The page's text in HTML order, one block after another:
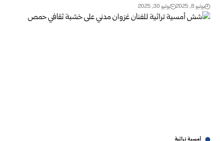
يوليو 8, 2025 يوليو 30, 2025
أمسية تراثية